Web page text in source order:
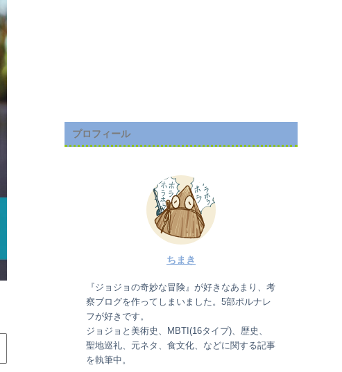
プロフィール
ちまき
『ジョジョの奇妙な冒険』が好きなあまり、考
察ブログを作ってしまいました。5部ポルナレ
フが好きです。
ジョジョと美術史、MBTI(16タイプ)、歴史、
聖地巡礼、元ネタ、食文化、などに関する記事
を執筆中。